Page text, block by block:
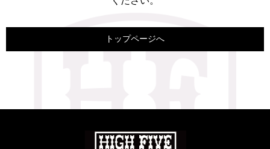
トップページへ